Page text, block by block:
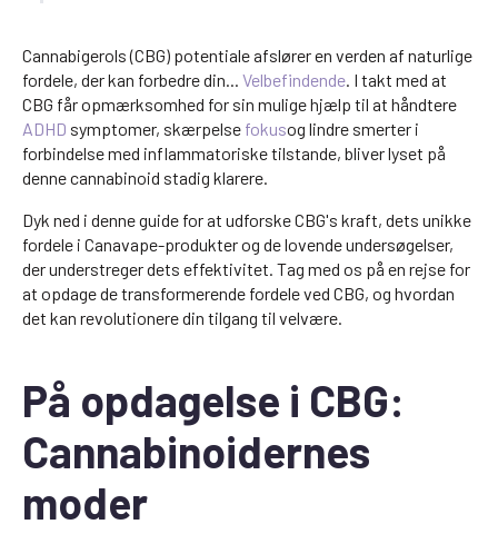
Cannabigerols (CBG) potentiale afslører en verden af naturlige
fordele, der kan forbedre din... Velbefindende. I takt med at
CBG får opmærksomhed for sin mulige hjælp til at håndtere
ADHD symptomer, skærpelse fokusog lindre smerter i
forbindelse med inflammatoriske tilstande, bliver lyset på
denne cannabinoid stadig klarere.
Dyk ned i denne guide for at udforske CBG's kraft, dets unikke
fordele i Canavape-produkter og de lovende undersøgelser,
der understreger dets effektivitet. Tag med os på en rejse for
at opdage de transformerende fordele ved CBG, og hvordan
det kan revolutionere din tilgang til velvære.
På opdagelse i CBG:
Cannabinoidernes
moder